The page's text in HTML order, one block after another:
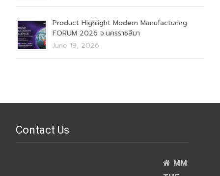
Product Highlight Modern Manufacturing
FORUM 2026 จ.นครราชสีมา
June 19, 2026
Contact Us
MM